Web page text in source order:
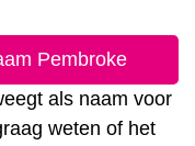
Pembroke
als naam voor
weten of het